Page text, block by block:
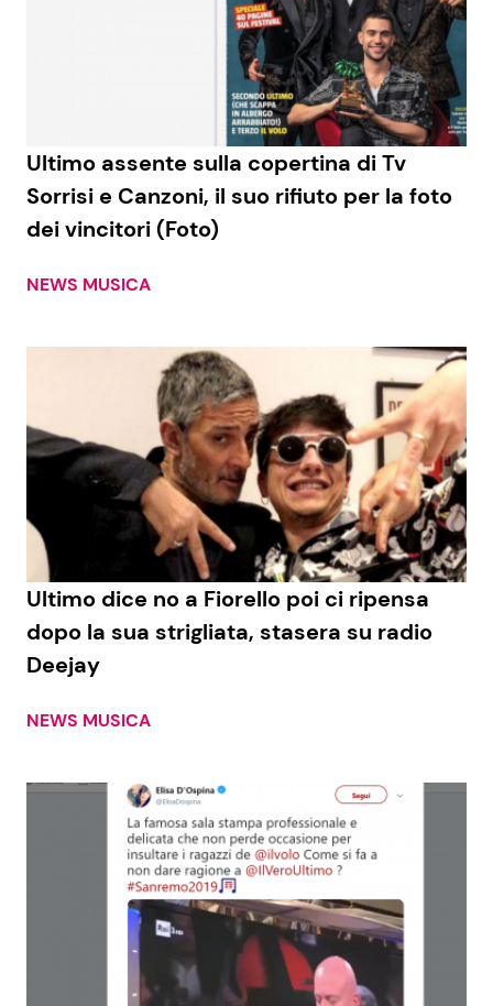
Ultimo assente sulla copertina di Tv
Sorrisi e Canzoni, il suo rifiuto per la foto
dei vincitori (Foto)
NEWS MUSICA
Ultimo dice no a Fiorello poi ci ripensa
dopo la sua strigliata, stasera su radio
Deejay
NEWS MUSICA